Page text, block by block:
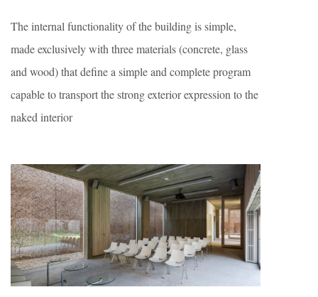
The internal functionality of the building is simple,
made exclusively with three materials (concrete, glass
and wood) that define a simple and complete program
capable to transport the strong exterior expression to the
naked interior